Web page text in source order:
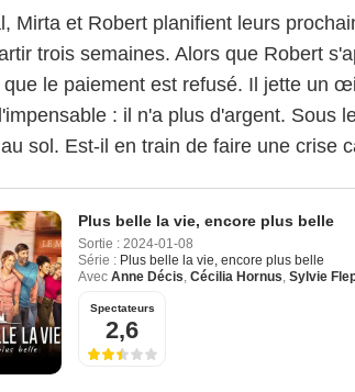
Mirta et Robert planifient leurs
trois semaines. Alors que Robert
le paiement est refusé. Il jette un
: il n'a plus d'argent. Sous
sol. Est-il en train de faire une crise
Plus belle la vie, encore plus belle
Sortie : 2024-01-08
Série : Plus belle la vie, encore plus belle
Avec Anne Décis, Cécilia Hornus, Sylvie
Spectateurs
2,6